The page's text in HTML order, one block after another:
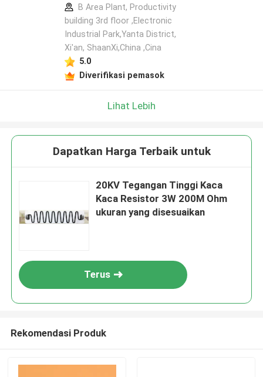
B Area Plant, Productivity
building 3rd floor ,Electronic
Industrial Park,Yanta District,
Xi'an, ShaanXi,China ,Cina
5.0
Diverifikasi pemasok
Lihat Lebih
Dapatkan Harga Terbaik untuk
20KV Tegangan Tinggi Kaca
Kaca Resistor 3W 200M Ohm
ukuran yang disesuaikan
Terus
Rekomendasi Produk